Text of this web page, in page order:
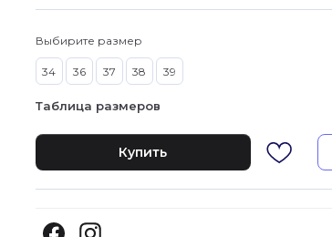
Выбирите размер
34 36 37 38 39
Таблица размеров
Купить